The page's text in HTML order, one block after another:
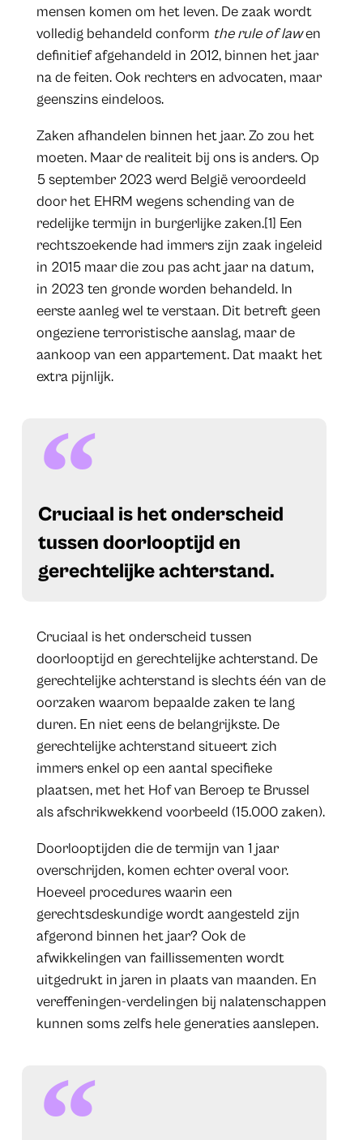
mensen komen om het leven. De zaak wordt
volledig behandeld conform the rule of lawen
definitief afgehandeld in 2012, binnen het jaar
na de feiten. Ook rechters en advocaten, maar
geenszins eindeloos.
Zaken afhandelen binnen het jaar. Zo zou het
moeten. Maar de realiteit bij ons is anders. Op
5 september 2023 werd België veroordeeld
door het EHRM wegens schending van de
redelijke termijn in burgerlijke zaken.[1] Een
rechtszoekende had immers zijn zaak ingeleid
in 2015 maar die zou pas acht jaar na datum,
in 2023 ten gronde worden behandeld. In
eerste aanleg wel te verstaan. Dit betreft geen
ongeziene terroristische aanslag, maar de
aankoop van een appartement. Dat maakt het
extra pijnlijk.
​Cruciaal is het onderscheid
tussen doorlooptijd en
gerechtelijke achterstand.
Cruciaal is het onderscheid tussen
doorlooptijd en gerechtelijke achterstand. De
gerechtelijke achterstand is slechts één van de
oorzaken waarom bepaalde zaken te lang
duren. En niet eens de belangrijkste. De
gerechtelijke achterstand situeert zich
immers enkel op een aantal specifieke
plaatsen, met het Hof van Beroep te Brussel
als afschrikwekkend voorbeeld (15.000 zaken).
Doorlooptijden die de termijn van 1 jaar
overschrijden, komen echter overal voor.
Hoeveel procedures waarin een
gerechtsdeskundige wordt aangesteld zijn
afgerond binnen het jaar? Ook de
afwikkelingen van faillissementen wordt
uitgedrukt in jaren in plaats van maanden. En
vereffeningen-verdelingen bij nalatenschappen
kunnen soms zelfs hele generaties aanslepen.